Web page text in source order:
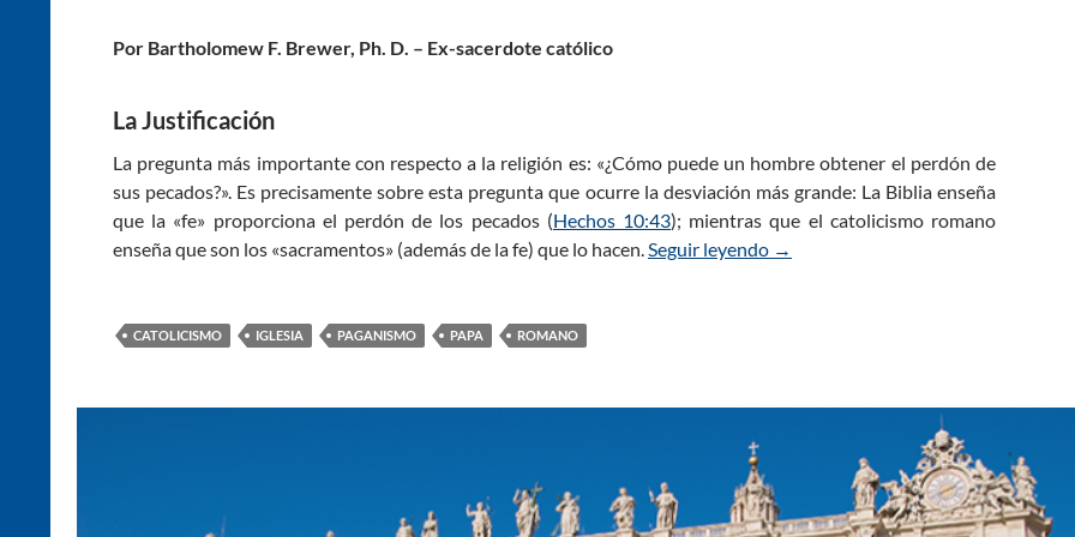
Por Bartholomew F. Brewer, Ph. D. – Ex-sacerdote católico
La Justificación
La pregunta más importante con respecto a la religión es: «¿Cómo puede un hombre obtener el perdón de
sus pecados?». Es precisamente sobre esta pregunta que ocurre la desviación más grande: La Biblia enseña
que la «fe» proporciona el perdón de los pecados (Hechos 10:43); mientras que el catolicismo romano
enseña que son los «sacramentos» (además de la fe) que lo hacen. Seguir leyendo Verdades Bíblicas para los Católicos
→
CATOLICISMO IGLESIA PAGANISMO PAPA ROMANO